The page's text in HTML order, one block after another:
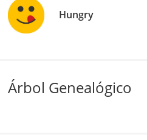
Hungry
Árbol Genealógico